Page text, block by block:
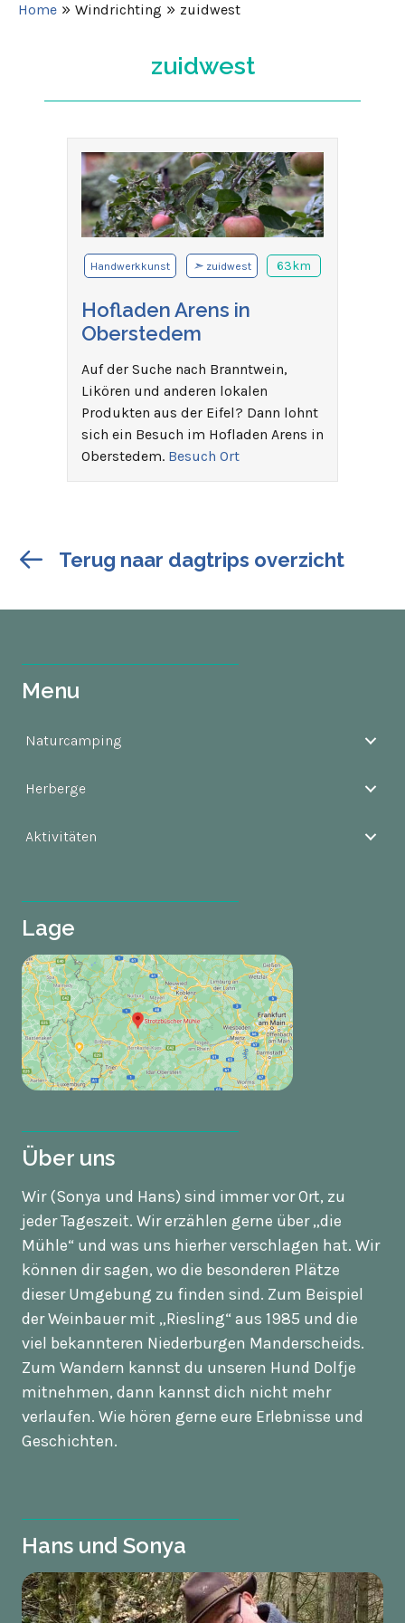
Home » Windrichting » zuidwest
zuidwest
Handwerkkunst ➣ zuidwest 63km
Hofladen Arens in
Oberstedem
Auf der Suche nach Branntwein,
Likören und anderen lokalen
Produkten aus der Eifel? Dann lohnt
sich ein Besuch im Hofladen Arens in
Oberstedem. Besuch Ort
Terug naar dagtrips overzicht
Menu
Naturcamping
Herberge
Aktivitäten
Lage
Über uns
Wir (Sonya und Hans) sind immer vor Ort, zu
jeder Tageszeit. Wir erzählen gerne über „die
Mühle“ und was uns hierher verschlagen hat. Wir
können dir sagen, wo die besonderen Plätze
dieser Umgebung zu finden sind. Zum Beispiel
der Weinbauer mit „Riesling“ aus 1985 und die
viel bekannteren Niederburgen Manderscheids.
Zum Wandern kannst du unseren Hund Dolfje
mitnehmen, dann kannst dich nicht mehr
verlaufen. Wie hören gerne eure Erlebnisse und
Geschichten.
Hans und Sonya